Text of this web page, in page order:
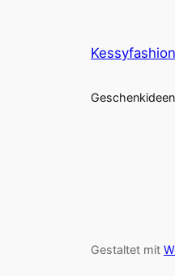
Kessyfashion
Gestaltet mit